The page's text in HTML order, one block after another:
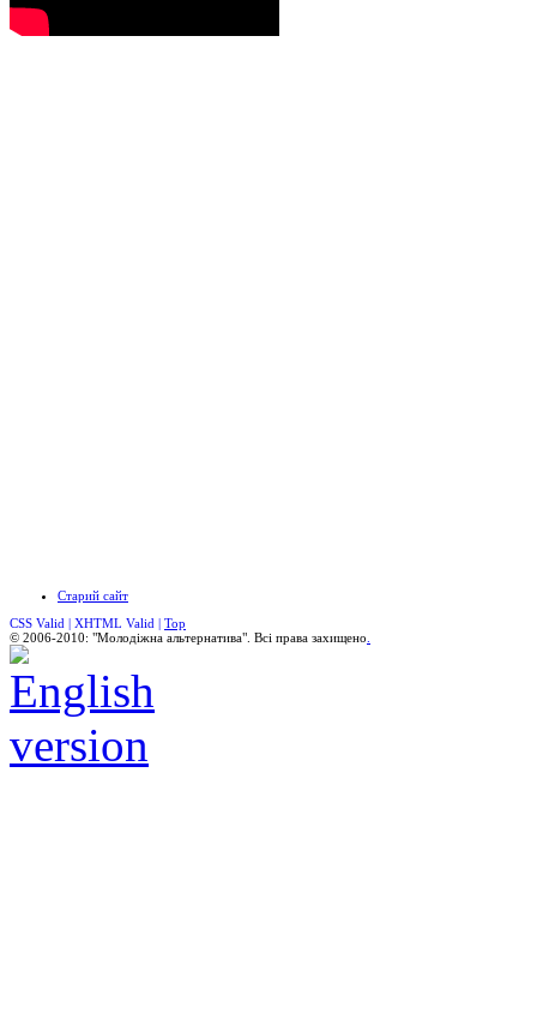
Старий сайт
CSS Valid | XHTML Valid | Top
© 2006-2010: "Молодіжна альтернатива". Всі права захищено